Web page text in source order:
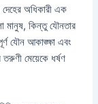
অধিকারী এক
কিন্তু যৌনতার
যৌন আকাঙ্ক্ষা এবং
মেয়েকে ধর্ষণ